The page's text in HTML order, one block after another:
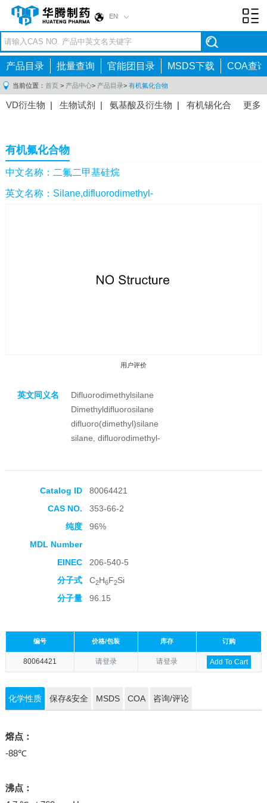
EN
产品目录 批量查询 官能团目录 MSDS下载 COA查询
当前位置： 首页 > 产品中心> 产品目录> 有机氟化合物
更多
VD衍生物 | 生物试剂 | 氨基酸及衍生物 | 有机锡化合
间体|抗高血压药物中间体
感染药物中间体|
体 |抗精神病药物中间体|
药中间体|其他原料药中间体|
有机氟化合物
中文名称：二氟二甲基硅烷
英文名称：Silane,difluorodimethyl-
用户评价
英文同义名
Difluorodimethylsilane
Dimethyldifluorosilane
difluoro(dimethyl)silane
silane, difluorodimethyl-
Catalog ID
80064421
CAS NO.
353-66-2
纯度
96%
MDL Number
EINEC
206-540-5
分子式
C2H6F2Si
分子量
96.15
编号 价格/包装 库存 订购
80064421 请登录 请登录 Add To Cart
化学性质 保存&安全 MSDS COA 咨询/评论
熔点：
-88℃
沸点：